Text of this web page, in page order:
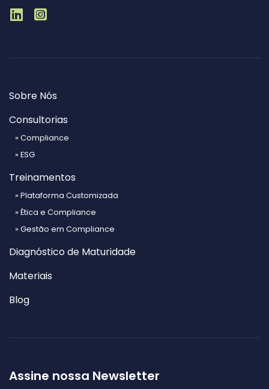
Sobre Nós
Consultorias
» Compliance
» ESG
Treinamentos
» Plataforma Customizada
» Ética e Compliance
» Gestão em Compliance
Diagnóstico de Maturidade
Materiais
Blog
Assine nossa Newsletter